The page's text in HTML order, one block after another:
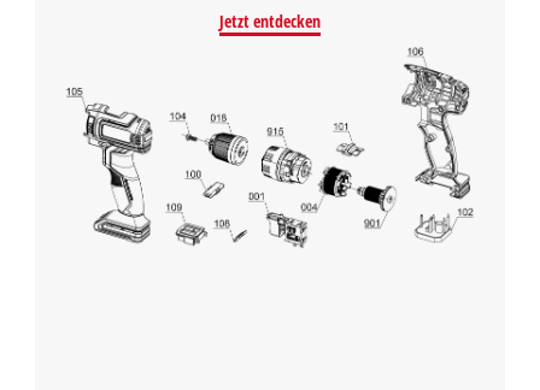
Jetzt entdecken